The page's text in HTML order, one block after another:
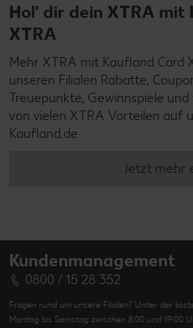
Hol' dir dein XTRA mit
XTRA
Mehr XTRA mit Kaufland Card
unseren Filialen Rabatte,
Treuepunkte, Gewinnspiele
von vielen XTRA Vorteilen auf
Kaufland.de
Jetzt mehr
Kundenmanagement
0800 / 15 28 352
Fragen rund um unsere Filialen? Unter der
Montag bis Samstag zwischen 8:00 und 19:00